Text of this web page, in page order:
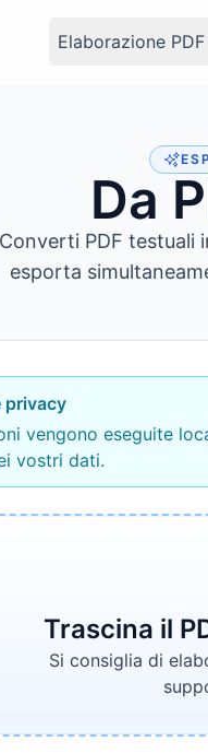
Elaborazione PDF
Da
Converti PDF testuali
esporta
privacy
vengono eseguite
vostri dati.
Trascina il
Si consiglia di